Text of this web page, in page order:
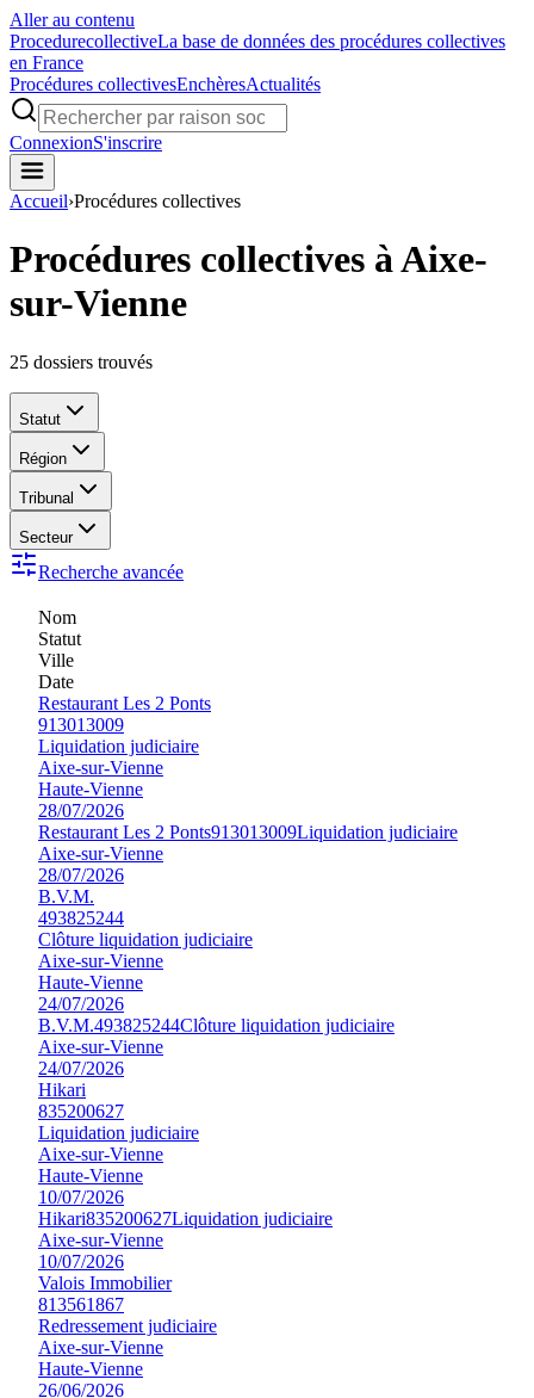
Aller au contenu
ProcedurecollectiveLa base de données des procédures collectives
en France
Procédures collectivesEnchèresActualités
ConnexionS'inscrire
Accueil›Procédures collectives
Procédures collectives à Aixe-
sur-Vienne
25 dossiers trouvés
Statut
Région
Tribunal
Secteur
Recherche avancée
Nom
Statut
Ville
Date
Restaurant Les 2 Ponts
913013009
Liquidation judiciaire
Aixe-sur-Vienne
Haute-Vienne
28/07/2026
Restaurant Les 2 Ponts913013009Liquidation judiciaire
Aixe-sur-Vienne
28/07/2026
B.V.M.
493825244
Clôture liquidation judiciaire
Aixe-sur-Vienne
Haute-Vienne
24/07/2026
B.V.M.493825244Clôture liquidation judiciaire
Aixe-sur-Vienne
24/07/2026
Hikari
835200627
Liquidation judiciaire
Aixe-sur-Vienne
Haute-Vienne
10/07/2026
Hikari835200627Liquidation judiciaire
Aixe-sur-Vienne
10/07/2026
Valois Immobilier
813561867
Redressement judiciaire
Aixe-sur-Vienne
Haute-Vienne
26/06/2026